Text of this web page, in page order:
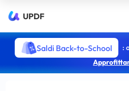
UPDF
Saldi Back-to-School
: